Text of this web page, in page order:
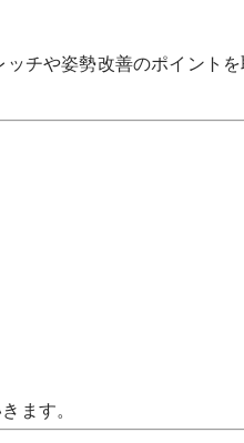
チや姿勢改善のポイント
ます。